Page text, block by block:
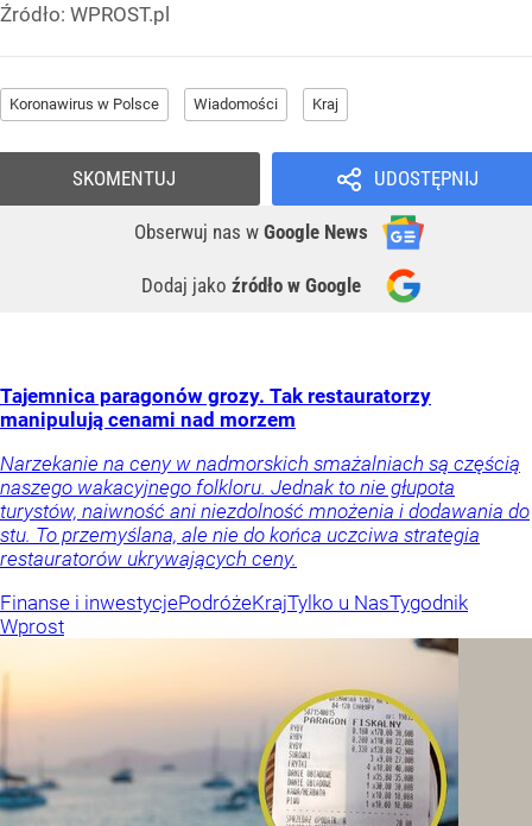
Źródło: WPROST.pl
Koronawirus w Polsce Wiadomości Kraj
UDOSTĘPNIJ
Obserwuj nas w Google News
Dodaj jako źródło w Google
SKOMENTUJ
Tajemnica paragonów grozy. Tak restauratorzy
manipulują cenami nad morzem
Narzekanie na ceny w nadmorskich smażalniach są częścią
naszego wakacyjnego folkloru. Jednak to nie głupota
turystów, naiwność ani niezdolność mnożenia i dodawania do
stu. To przemyślana, ale nie do końca uczciwa strategia
restauratorów ukrywających ceny.
Finanse i inwestycjePodróżeKrajTylko u NasTygodnik
Wprost